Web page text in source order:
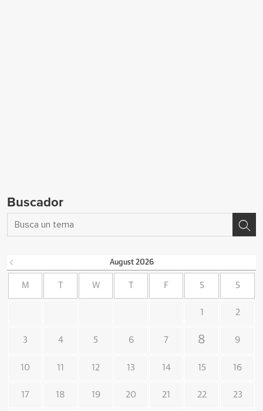
Buscador
August 2026
M W F S S
1 2
3 4 5 6 7 8 9
10 11 12 13 14 15 16
17 18 19 20 21 22 23